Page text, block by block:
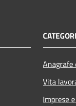
Vita
Imprese